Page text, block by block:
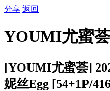
分享 返回
YOUMI尤蜜荟
[YOUMI尤蜜荟]
妮丝Egg [54+1P/